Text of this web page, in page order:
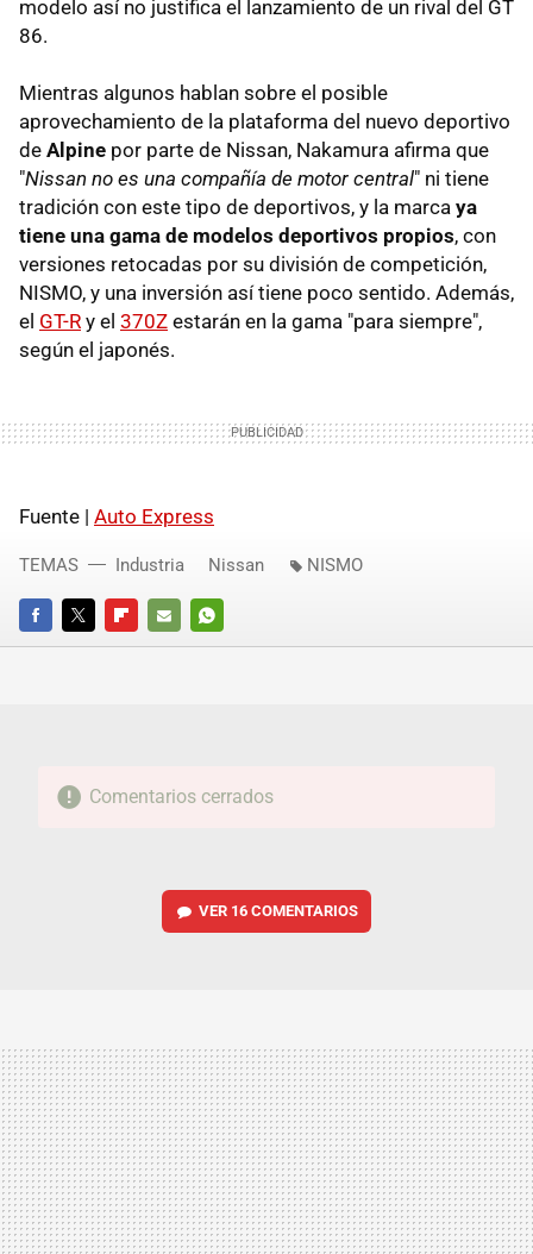
modelo así no justifica el lanzamiento de un rival del GT
86.
Mientras algunos hablan sobre el posible
aprovechamiento de la plataforma del nuevo deportivo
de Alpine por parte de Nissan, Nakamura afirma que
"Nissan no es una compañía de motor central" ni tiene
tradición con este tipo de deportivos, y la marca ya
tiene una gama de modelos deportivos propios, con
versiones retocadas por su división de competición,
NISMO, y una inversión así tiene poco sentido. Además,
el GT-R y el 370Z estarán en la gama "para siempre",
según el japonés.
Fuente | Auto Express
FACEBOOKTWITTERFLIPBOARD
E-
WHATSAPP
TEMAS Industria Nissan NISMO
Comentarios cerrados
VER 16 COMENTARIOS